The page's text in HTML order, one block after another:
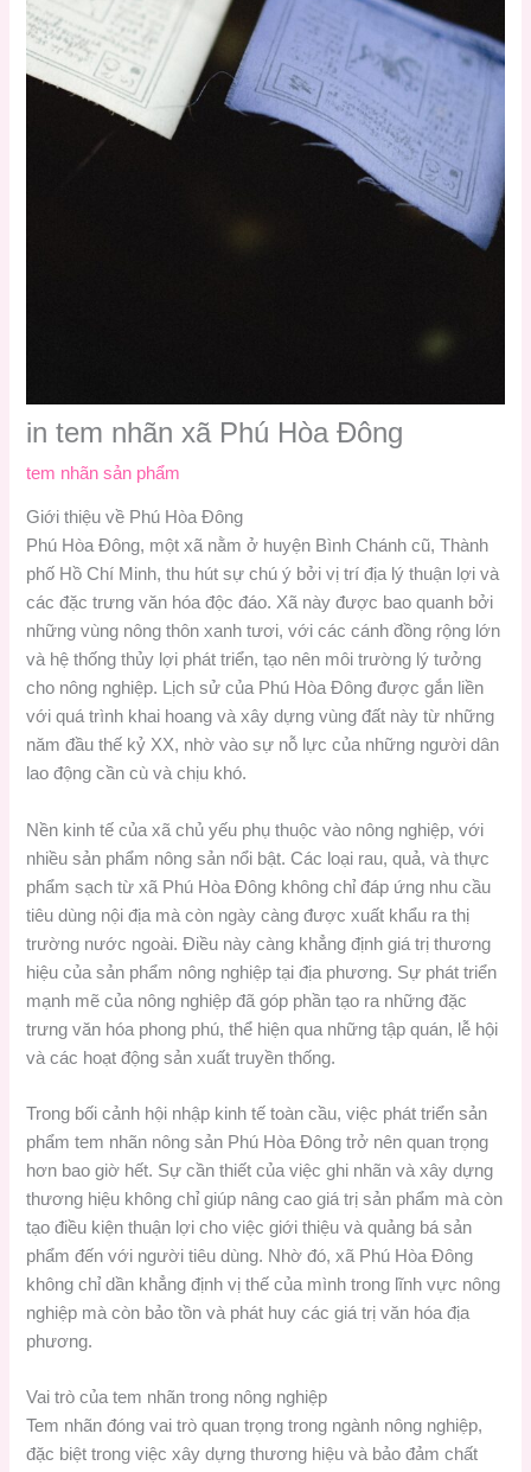
in tem nhãn xã Phú Hòa Đông
tem nhãn sản phẩm
Giới thiệu về Phú Hòa Đông
Phú Hòa Đông, một xã nằm ở huyện Bình Chánh cũ, Thành
phố Hồ Chí Minh, thu hút sự chú ý bởi vị trí địa lý thuận lợi và
các đặc trưng văn hóa độc đáo. Xã này được bao quanh bởi
những vùng nông thôn xanh tươi, với các cánh đồng rộng lớn
và hệ thống thủy lợi phát triển, tạo nên môi trường lý tưởng
cho nông nghiệp. Lịch sử của Phú Hòa Đông được gắn liền
với quá trình khai hoang và xây dựng vùng đất này từ những
năm đầu thế kỷ XX, nhờ vào sự nỗ lực của những người dân
lao động cần cù và chịu khó.
Nền kinh tế của xã chủ yếu phụ thuộc vào nông nghiệp, với
nhiều sản phẩm nông sản nổi bật. Các loại rau, quả, và thực
phẩm sạch từ xã Phú Hòa Đông không chỉ đáp ứng nhu cầu
tiêu dùng nội địa mà còn ngày càng được xuất khẩu ra thị
trường nước ngoài. Điều này càng khẳng định giá trị thương
hiệu của sản phẩm nông nghiệp tại địa phương. Sự phát triển
mạnh mẽ của nông nghiệp đã góp phần tạo ra những đặc
trưng văn hóa phong phú, thể hiện qua những tập quán, lễ hội
và các hoạt động sản xuất truyền thống.
Trong bối cảnh hội nhập kinh tế toàn cầu, việc phát triển sản
phẩm tem nhãn nông sản Phú Hòa Đông trở nên quan trọng
hơn bao giờ hết. Sự cần thiết của việc ghi nhãn và xây dựng
thương hiệu không chỉ giúp nâng cao giá trị sản phẩm mà còn
tạo điều kiện thuận lợi cho việc giới thiệu và quảng bá sản
phẩm đến với người tiêu dùng. Nhờ đó, xã Phú Hòa Đông
không chỉ dần khẳng định vị thế của mình trong lĩnh vực nông
nghiệp mà còn bảo tồn và phát huy các giá trị văn hóa địa
phương.
Vai trò của tem nhãn trong nông nghiệp
Tem nhãn đóng vai trò quan trọng trong ngành nông nghiệp,
đặc biệt trong việc xây dựng thương hiệu và bảo đảm chất